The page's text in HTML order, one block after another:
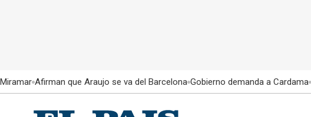
Afirman que Araujo se va del Barcelona Gobierno demanda a Cardama